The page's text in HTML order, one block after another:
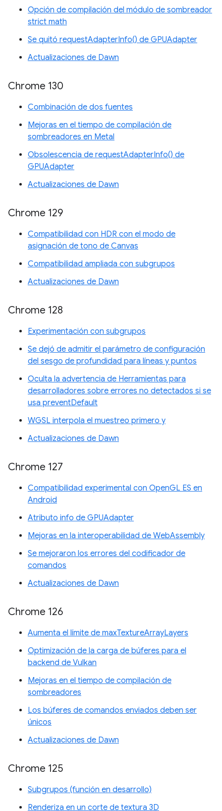
Opción de compilación del módulo de sombreador
strict math
Se quitó requestAdapterInfo() de GPUAdapter
Actualizaciones de Dawn
Chrome 130
Combinación de dos fuentes
Mejoras en el tiempo de compilación de
sombreadores en Metal
Obsolescencia de requestAdapterInfo() de
GPUAdapter
Actualizaciones de Dawn
Chrome 129
Compatibilidad con HDR con el modo de
asignación de tono de Canvas
Compatibilidad ampliada con subgrupos
Actualizaciones de Dawn
Chrome 128
Experimentación con subgrupos
Se dejó de admitir el parámetro de configuración
del sesgo de profundidad para líneas y puntos
Oculta la advertencia de Herramientas para
desarrolladores sobre errores no detectados si se
usa preventDefault
WGSL interpola el muestreo primero y
Actualizaciones de Dawn
Chrome 127
Compatibilidad experimental con OpenGL ES en
Android
Atributo info de GPUAdapter
Mejoras en la interoperabilidad de WebAssembly
Se mejoraron los errores del codificador de
comandos
Actualizaciones de Dawn
Chrome 126
Aumenta el límite de maxTextureArrayLayers
Optimización de la carga de búferes para el
backend de Vulkan
Mejoras en el tiempo de compilación de
sombreadores
Los búferes de comandos enviados deben ser
únicos
Actualizaciones de Dawn
Chrome 125
Subgrupos (función en desarrollo)
Renderiza en un corte de textura 3D